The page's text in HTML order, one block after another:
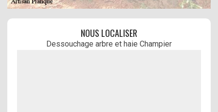
NOUS LOCALISER
Dessouchage arbre et haie Champier